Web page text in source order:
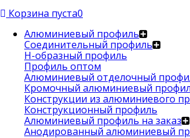
Корзина пуста0
Алюминиевый профиль
Соединительный профиль
Н-образный профиль
Профиль оптом
Алюминиевый отделочный
Кромочный алюминиевый
Конструкции из алюминиевого
Конструкционный профиль
Алюминиевый профиль на заказ
Анодированный алюминиевый